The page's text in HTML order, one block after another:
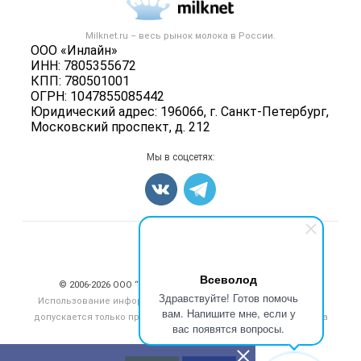
Всеволод
Здравствуйте! Готов помочь
вам. Напишите мне, если у
вас появятся вопросы.
Milknet.ru – весь рынок молока в России.
ООО «Инлайн»
ИНН: 7805355672
КПП: 780501001
ОГРН: 1047855085442
Юридический адрес: 196066, г. Санкт-Петербург,
Московский проспект, д. 212
Контактная информация
Политика обработки персональных данных
Новости рынка
Вторичное сырье
Оборудование
Карта объявлений
Мы в соцсетях:
© 2006‑2026 ООО “Инлайн”. 12+ Все права защищены.
Использование информации, размещенной на данном сайте,
допускается только при размещении активной гиперссылки на
milknet.ru